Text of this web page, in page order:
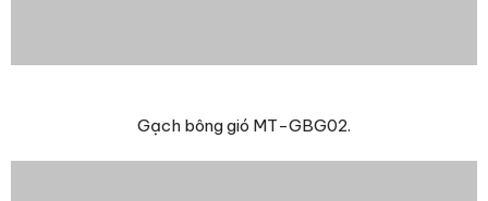
Gạch bông gió MT-GBG02.